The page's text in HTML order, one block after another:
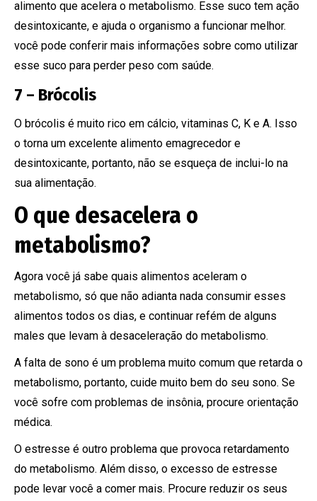
alimento que acelera o metabolismo. Esse suco tem ação
desintoxicante, e ajuda o organismo a funcionar melhor.
você pode conferir mais informações sobre como utilizar
esse suco para perder peso com saúde.
7 – Brócolis
O brócolis é muito rico em cálcio, vitaminas C, K e A. Isso
o torna um excelente alimento emagrecedor e
desintoxicante, portanto, não se esqueça de inclui-lo na
sua alimentação.
O que desacelera o
metabolismo?
Agora você já sabe quais alimentos aceleram o
metabolismo, só que não adianta nada consumir esses
alimentos todos os dias, e continuar refém de alguns
males que levam à desaceleração do metabolismo.
A falta de sono é um problema muito comum que retarda o
metabolismo, portanto, cuide muito bem do seu sono. Se
você sofre com problemas de insônia, procure orientação
médica.
O estresse é outro problema que provoca retardamento
do metabolismo. Além disso, o excesso de estresse
pode levar você a comer mais. Procure reduzir os seus